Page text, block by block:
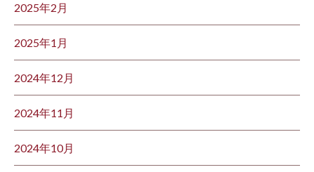
2025年2月
2025年1月
2024年12月
2024年11月
2024年10月